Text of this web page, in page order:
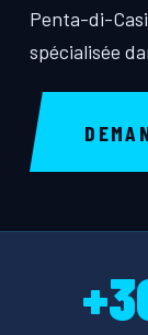
Penta-di-
spécialisée